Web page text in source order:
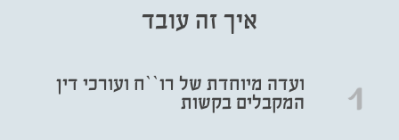
איך זה עובד
ועדה מיוחדת של רו``ח ועורכי דין
המקבלים בקשות